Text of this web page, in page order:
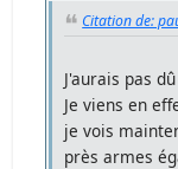
Citation de:
J'aurais pas
Je viens en
je vois
près armes